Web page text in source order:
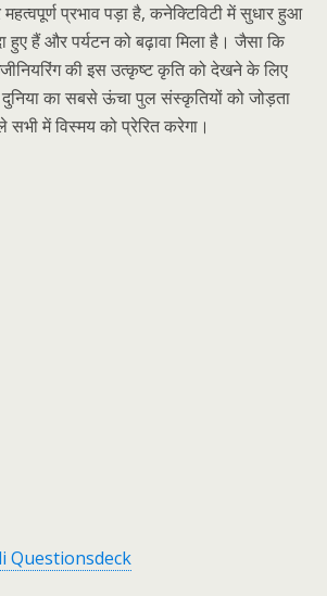
प्रभाव पड़ा है, कनेक्टिविटी में सुधार हुआ
हैं और पर्यटन को बढ़ावा मिला है। जैसा कि
की इस उत्कृष्ट कृति को देखने के लिए
का सबसे ऊंचा पुल संस्कृतियों को जोड़ता
में विस्मय को प्रेरित करेगा।
Questionsdeck